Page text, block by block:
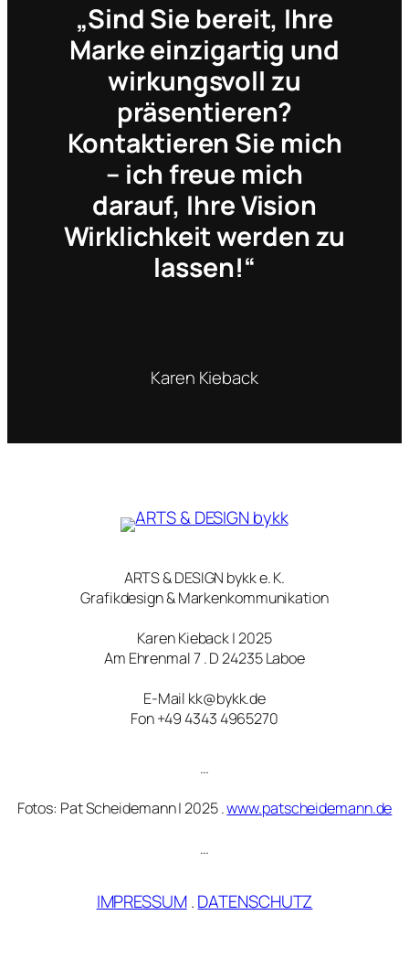
„Sind Sie bereit, Ihre
Marke einzigartig und
wirkungsvoll zu
präsentieren?
Kontaktieren Sie mich
– ich freue mich
darauf, Ihre Vision
Wirklichkeit werden zu
lassen!“
Karen Kieback
ARTS & DESIGN bykk e. K.
Grafikdesign & Markenkommunikation
Karen Kieback | 2025
Am Ehrenmal 7 . D 24235 Laboe
E-Mail kk@bykk.de
Fon +49 4343 4965270
…
Fotos: Pat Scheidemann | 2025 .www.patscheidemann.de
…
IMPRESSUM.DATENSCHUTZ